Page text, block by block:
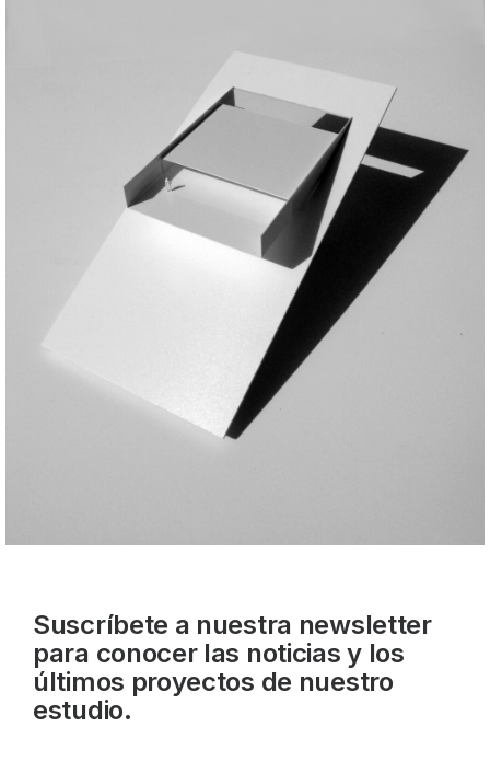
Suscríbete a nuestra newsletter
para conocer las noticias y los
últimos proyectos de nuestro
estudio.